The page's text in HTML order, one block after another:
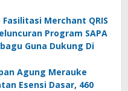
Fasilitasi Merchant QRIS
Program SAPA
Guna Dukung Di
Agung Merauke
Esensi Dasar, 460